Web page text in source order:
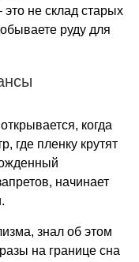
не склад старых
руду для
когда
где пленку крутят
начинает
знал об этом
на границе сна